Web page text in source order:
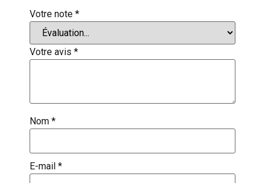
Votre note *
Votre avis *
Nom *
E-mail *